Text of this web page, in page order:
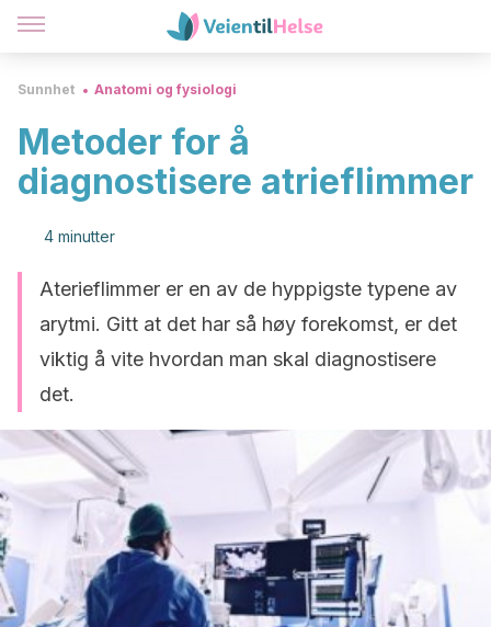
Sunnhet Anatomi og fysiologi
Metoder for å
diagnostisere atrieflimmer
4 minutter
Aterieflimmer er en av de hyppigste typene av
arytmi. Gitt at det har så høy forekomst, er det
viktig å vite hvordan man skal diagnostisere
det.